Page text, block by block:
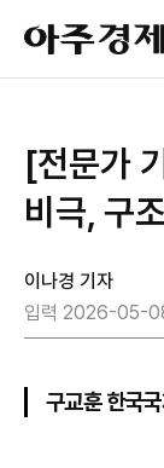
아
주
경
[전문가
비극, 구
이나경 기자
입력 2026-05-
구교훈 한국